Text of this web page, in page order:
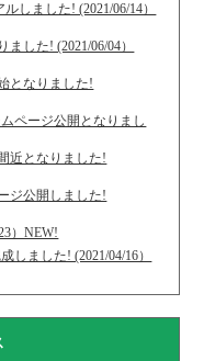
しました! (2021/06/14）
した! (2021/06/04）
となりました!
ページ公開となりまし
近となりました!
ジ公開しました!
）NEW!
しました! (2021/04/16）